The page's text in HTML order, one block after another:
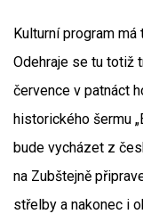
Kulturní program
Odehraje se tu totiž
července v patnáct
historického šermu
bude vycházet z
na Zubštejně
střelby a nakonec i